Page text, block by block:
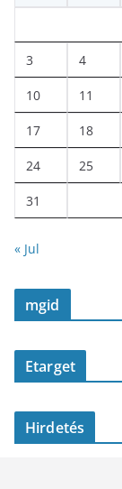
3 4
10 11
17 18
24 25
31
« Jul
mgid
Etarget
Hirdetés